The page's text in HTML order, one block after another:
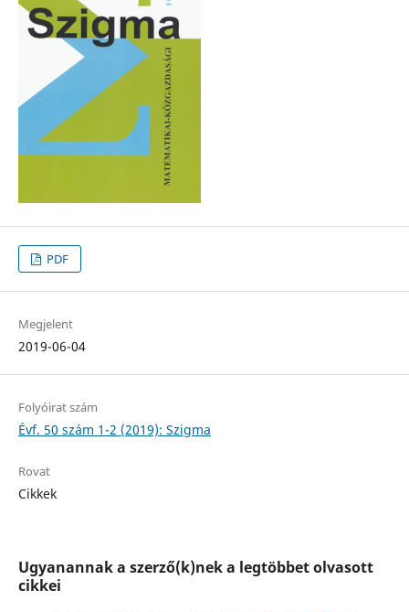
PDF
Megjelent
2019-06-04
Folyóirat szám
Évf. 50 szám 1-2 (2019): Szigma
Rovat
Cikkek
Ugyanannak a szerző(k)nek a legtöbbet olvasott
cikkei